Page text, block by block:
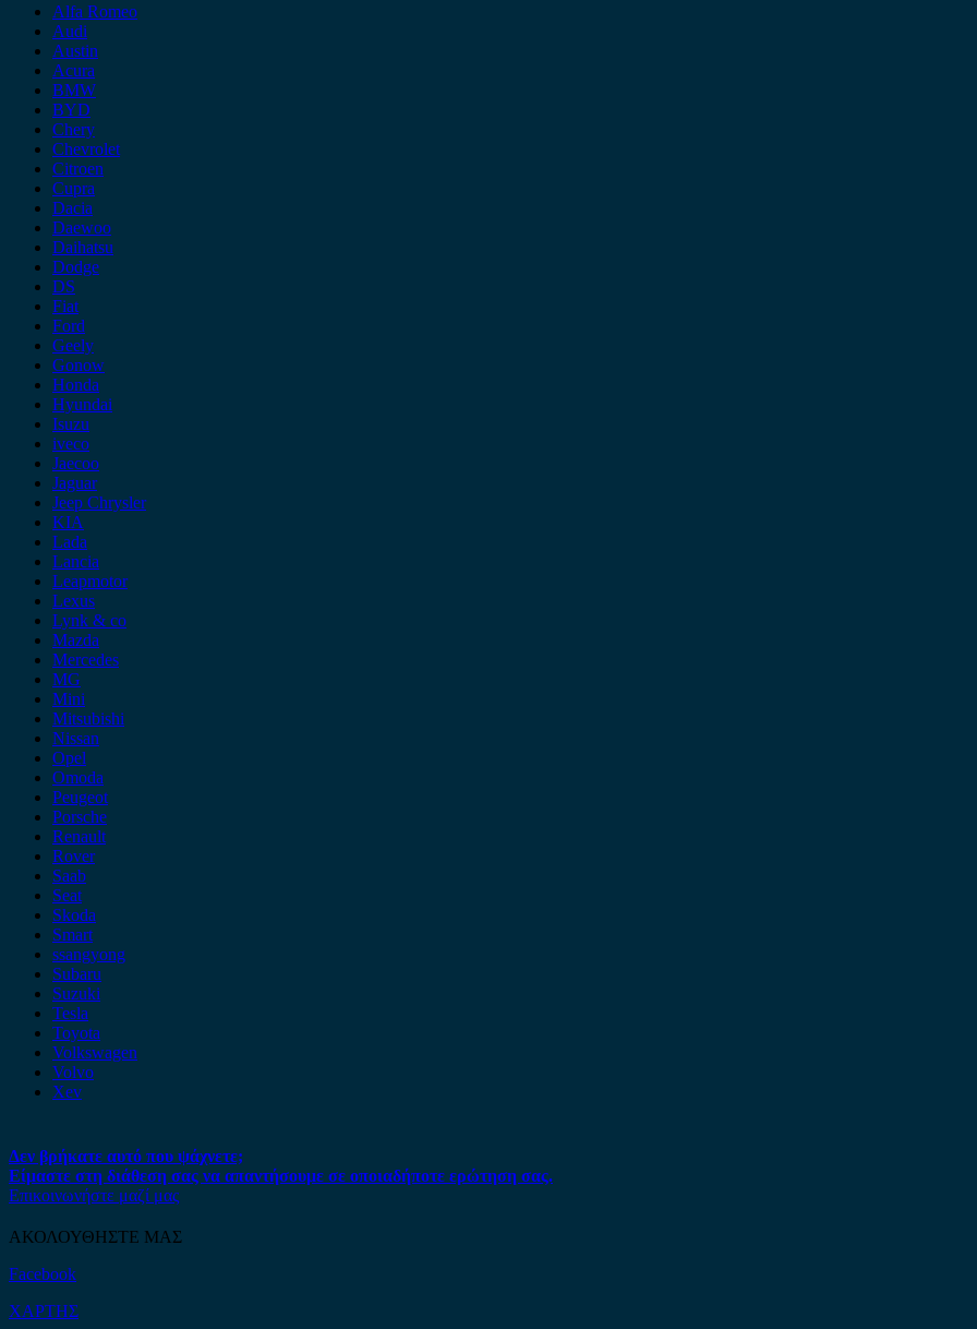
Alfa Romeo
Audi
Austin
Acura
BMW
BYD
Chery
Chevrolet
Citroen
Cupra
Dacia
Daewoo
Daihatsu
Dodge
DS
Fiat
Ford
Geely
Gonow
Honda
Hyundai
Isuzu
iveco
Jaecoo
Jaguar
Jeep Chrysler
KIA
Lada
Lancia
Leapmotor
Lexus
Lynk & co
Mazda
Mercedes
MG
Mini
Mitsubishi
Nissan
Opel
Omoda
Peugeot
Porsche
Renault
Rover
Saab
Seat
Skoda
Smart
ssangyong
Subaru
Suzuki
Tesla
Toyota
Volkswagen
Volvo
Xev
Δεν βρήκατε αυτό που ψάχνετε;
Είμαστε στη διάθεση σας να απαντήσουμε σε οποιαδήποτε ερώτηση σας.
Επικοινωνήστε μαζί μας
ΑΚΟΛΟΥΘΗΣΤΕ ΜΑΣ
Facebook
ΧΑΡΤΗΣ